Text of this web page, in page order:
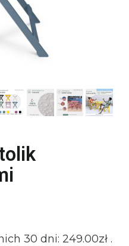
30 dni: 249.00zł .